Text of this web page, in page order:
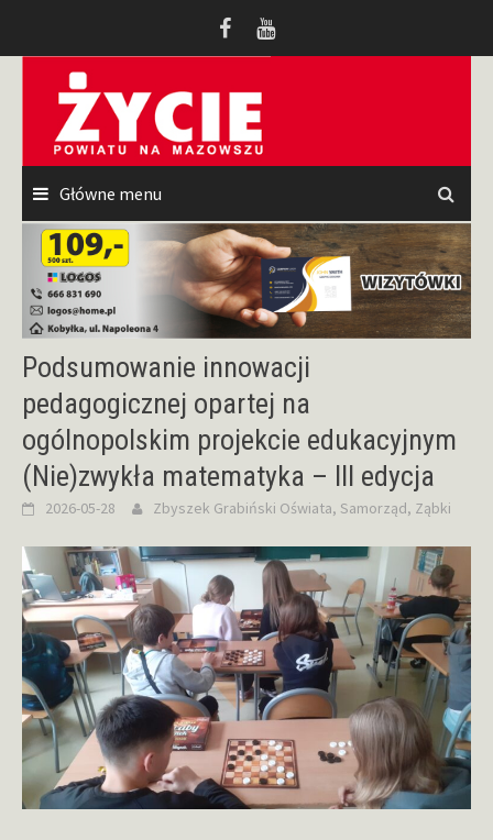
Główne menu
Podsumowanie innowacji
pedagogicznej opartej na
ogólnopolskim projekcie edukacyjnym
(Nie)zwykła matematyka – III edycja
2026-05-28 Zbyszek Grabiński Oświata, Samorząd, Ząbki